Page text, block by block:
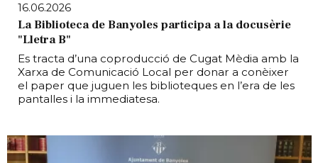
16.06.2026
La Biblioteca de Banyoles participa a la docusèrie
"Lletra B"
Es tracta d’una coproducció de Cugat Mèdia amb la
Xarxa de Comunicació Local per donar a conèixer
el paper que juguen les biblioteques en l’era de les
pantalles i la immediatesa.